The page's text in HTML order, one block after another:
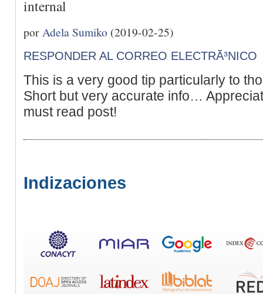
internal
por Adela Sumiko (2019-02-25)
RESPONDER AL CORREO ELECTRÃ³NICO
This is a very good tip particularly to
Short but very accurate info…
must read post!
Indizaciones